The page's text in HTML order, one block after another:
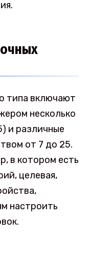
типа включают
несколько
и различные
от 7 до 25.
в котором есть
целевая,
настроить